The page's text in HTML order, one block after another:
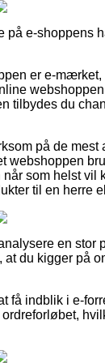
e-shoppens
er e-
tilbydes du
på de mest
som helst vil
til en herre
en stor
du kigger på
få indblik i e-